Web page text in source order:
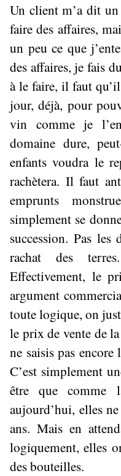
Un client m’a dit
faire des affaires,
un peu ce que
des affaires, je fais
à le faire, il faut
jour, déjà, pour
vin comme je
domaine dure,
enfants voudra le
rachètera. Il faut
emprunts
simplement se
succession. Pas
rachat des
Effectivement, le
argument
toute logique, on
le prix de vente de
ne saisis pas
C’est simplement
être que comme
aujourd’hui, elles
ans. Mais en
logiquement, elles
des bouteilles.